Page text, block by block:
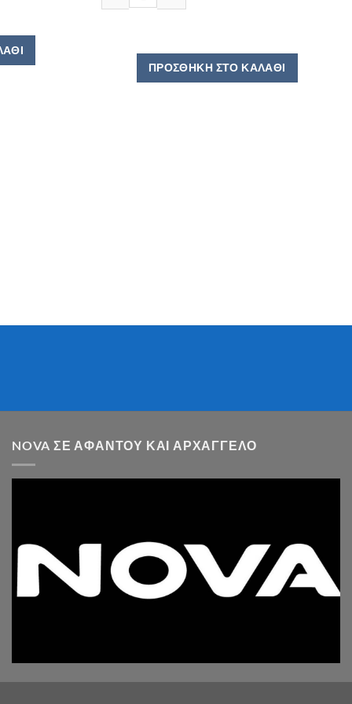
ΠΡΟΣΘΉΚΗ ΣΤΟ ΚΑΛΆΘΙ
NOVA ΣΕ ΑΦΆΝΤΟΥ ΚΑΙ ΑΡΧΆΓΓΕΛΟ